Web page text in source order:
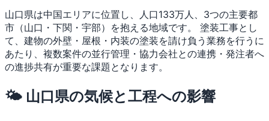
山口県は中国エリアに位置し、人口133万人、3つの主要都
市（山口・下関・宇部）を抱える地域です。 塗装工事とし
て、建物の外壁・屋根・内装の塗装を請け負う業務を行うに
あたり、複数案件の並行管理・協力会社との連携・発注者へ
の進捗共有が重要な課題となります。
🌤 山口県の気候と工程への影響